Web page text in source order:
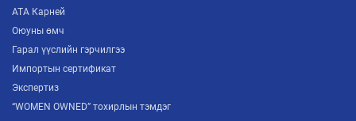
ATA Карней
Оюуны өмч
Гарал үүслийн гэрчилгээ
Импортын сертификат
Экспертиз
“WOMEN OWNED” тохирлын тэмдэг